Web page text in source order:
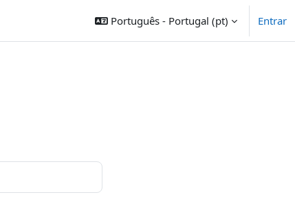
Português - Portugal ‎(pt)‎ Entrar